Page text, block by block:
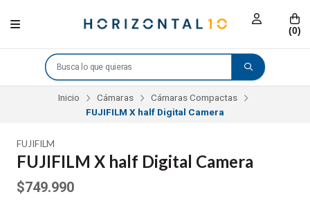
(0)
Inicio Cámaras
Cámaras Compactas
FUJIFILM X half Digital Camera
FUJIFILM
FUJIFILM X half Digital Camera
$749.990